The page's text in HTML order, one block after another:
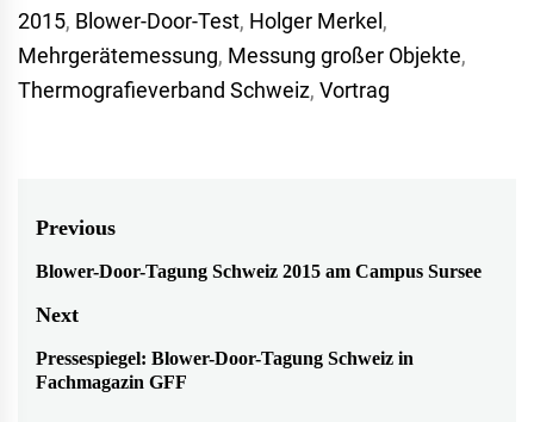
2015, Blower-Door-Test, Holger Merkel ,
Mehrgerätemessung, Messung großer Objekte,
Thermografieverband Schweiz, Vortrag
Beitragsnavigation
Previous
Previous
post:
Blower-Door-Tagung Schweiz 2015 am Campus Sursee
Next
Next
Pressespiegel: Blower-Door-Tagung Schweiz in
Fachmagazin GFF